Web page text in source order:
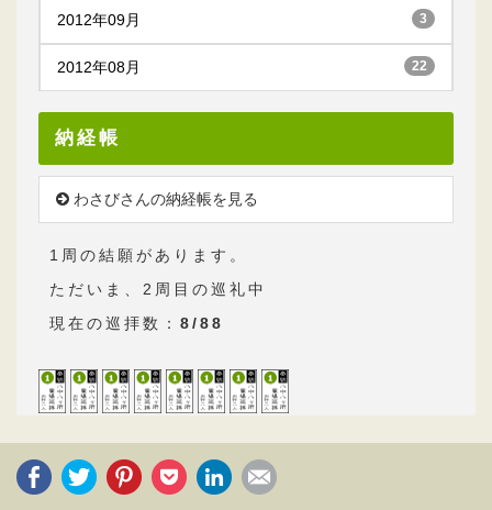
2012年09月 3
2012年08月 22
納経帳
わさびさんの納経帳を見る
1周の結願があります。
ただいま、2周目の巡礼中
現在の巡拝数： 8/88